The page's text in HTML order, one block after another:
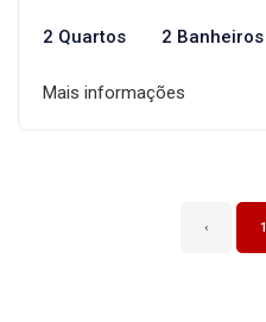
2 Quartos 2 Banheiros
Mais informações
‹ 1